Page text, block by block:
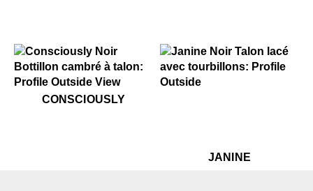
Consciously
CONSCIOUSLY
JANINE